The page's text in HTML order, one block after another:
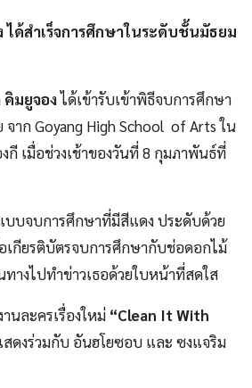
ได้สำเร็จการศึกษาในระดับชั้นมัธยม
คิมยูจองได้เข้ารับเข้าพิธีจบการศึกษา
าก Goyang High School of Arts ใน
งกี เมื่อช่วงเช้าของวันที่ 8 กุมภาพันธ์ที่
บบจบการศึกษาที่มีสีแดง ประดับด้วย
อเกียรติบัตรจบการศึกษากับช่อดอกไม้
างไปทำข่าวเธอด้วยใบหน้าที่สดใส
นละครเรื่องใหม่ “Clean It With
ดงร่วมกับ อันฮโยซอบ และ ซงแจริม